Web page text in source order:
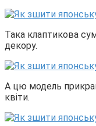
Така клаптикова
декору.
А цю модель
квіти.